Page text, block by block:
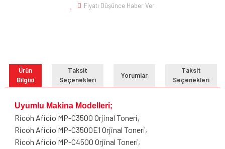
Fiyatı Düşünce Haber Ver
Ürün
Bilgisi
Taksit
Seçenekleri
Yorumlar
Taksit
Seçenekleri
Uyumlu Makina Modelleri;
Ricoh Aficio MP-C3500 Orjinal Toneri,
Ricoh Aficio MP-C3500E1 Orjinal Toneri,
Ricoh Aficio MP-C4500 Orjinal Toneri,